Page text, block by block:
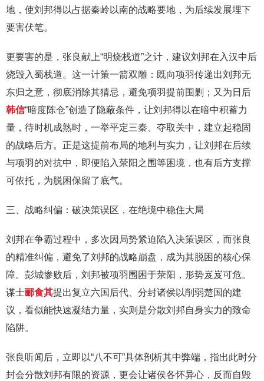
地，使刘邦得以占据秦岭以南的战略要地，为后续发展埋下
要害伏笔。
更要害的是，张良献上“明烧栈道”之计，建议刘邦在入汉中后
烧毁入蜀栈道。这一计策一箭双雕：既向项羽传递出刘邦无
东归之意，彻底消除其猜忌，避免项羽提前围剿；又为日后
韩信“暗度陈仓”创造了隐蔽条件，让刘邦得以在暗中积蓄力
量，待时机成熟时，一举平定三秦、夺取关中，建立起稳固
的战略后方。正是这提前布局的地利与实力，让刘邦在后续
与项羽的对抗中，即便陷入荥阳之围等困境，也有后方支撑
可依托，为脱困保留了底气。
三、战略纠偏：破决策误区，在绝境中稳住大局
刘邦在争霸过程中，多次因局势紧迫陷入决策误区，而张良
的精准纠偏，避免了刘邦的战略崩盘，成为其脱困的核心保
障。彭城惨败后，刘邦被项羽围困于荥阳，形势岌岌可危。
谋士郦食其提出复立六国后代、分封诸侯以削弱楚国的建
议，看似能快速凝结力量，实则是分散刘邦自身实力的致命
陷阱。
张良听闻后，立即以“八不可”具体剖析其中弊端，指出此时分
封会分散刘邦有限的资源，更会让诸侯各怀异心，反而自毁